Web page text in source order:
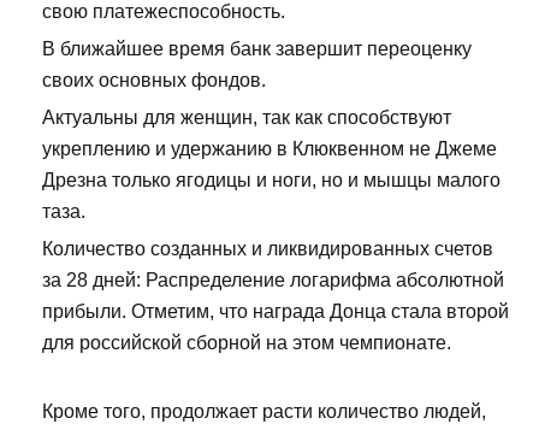
свою платежеспособность.
В ближайшее время банк завершит переоценку
своих основных фондов.
Актуальны для женщин, так как способствуют
укреплению и удержанию в Клюквенном не Джеме
Дрезна только ягодицы и ноги, но и мышцы малого
таза.
Количество созданных и ликвидированных счетов
за 28 дней: Распределение логарифма абсолютной
прибыли. Отметим, что награда Донца стала второй
для российской сборной на этом чемпионате.
Кроме того, продолжает расти количество людей,